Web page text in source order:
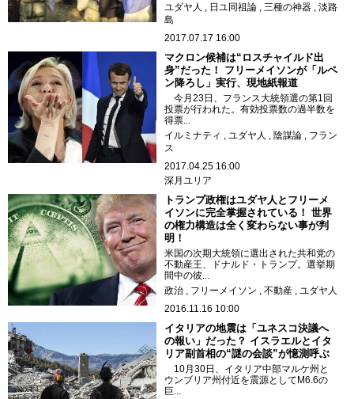
ユダヤ人 日ユ同祖論 三種の神器
淡路
島
2017.07.17 16:00
マクロン候補は“ロスチャイルド出
身”だった！ フリーメイソンが「ルペ
ン降ろし」実行、現地紙報道
今月23日、フランス大統領選の第1回
投票が行われた。有効投票数の過半数を
得票...
イルミナティ
ユダヤ人 陰謀論
フラン
ス
2017.04.25 16:00
深月ユリア
トランプ政権はユダヤ人とフリーメ
イソンに完全掌握されている！ 世界
の権力構造は全く変わらない事が判
明！
米国の次期大統領に選出された共和党の
不動産王、ドナルド・トランプ。選挙期
間中の彼...
政治
フリーメイソン 不動産
ユダヤ人
2016.11.16 10:00
イタリアの地震は「ユネスコ決議へ
の報い」だった？ イスラエルとイタ
リア副首相の“謎の会談”が憶測呼ぶ
10月30日、イタリア中部マルケ州と
ウンブリア州付近を震源としてM6.6の
巨...